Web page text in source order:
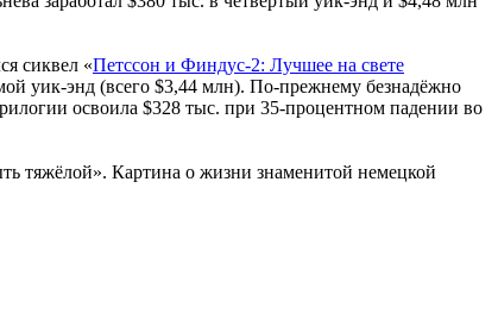
сиквел «Петссон и Финдус-2: Лучшее на свете
уик-энд (всего $3,44 млн). По-прежнему безнадёжно
освоила $328 тыс. при 35-процентном падении во
тяжёлой». Картина о жизни знаменитой немецкой